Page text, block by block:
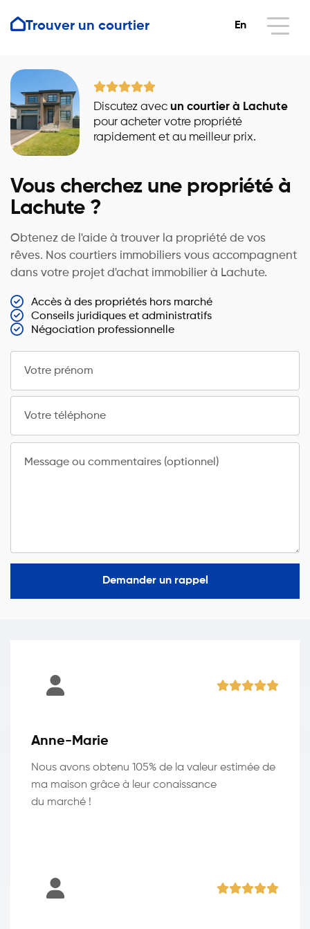
Trouver un courtier En
Discutez avec un courtier à Lachute
pour acheter votre propriété
rapidement et au meilleur prix.
Vous cherchez une propriété à
Lachute ?
Obtenez de l'aide à trouver la propriété de vos
rêves. Nos courtiers immobiliers vous accompagnent
dans votre projet d'achat immobilier à Lachute.
Accès à des propriétés hors marché
Conseils juridiques et administratifs
Négociation professionnelle
Votre prénom
Votre téléphone
Message ou commentaires (optionnel)
Demander un rappel
Anne-Marie
Nous avons obtenu 105% de la valeur estimée de
ma maison grâce à leur conaissance
du marché !